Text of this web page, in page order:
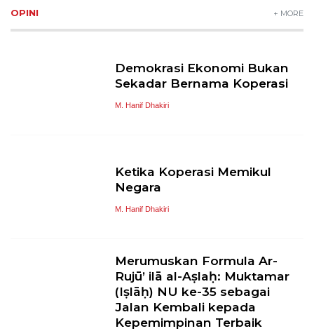
OPINI + MORE
Demokrasi Ekonomi Bukan
Sekadar Bernama Koperasi
M. Hanif Dhakiri
Ketika Koperasi Memikul
Negara
M. Hanif Dhakiri
Merumuskan Formula Ar-
Rujū’ ilā al-Aṣlaḥ: Muktamar
(Iṣlāḥ) NU ke-35 sebagai
Jalan Kembali kepada
Kepemimpinan Terbaik